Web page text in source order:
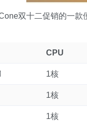
双十二促销的一款
CPU
1核
1核
1核